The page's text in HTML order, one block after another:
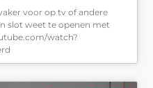
voor op tv of andere
slot weet te openen met
watch?